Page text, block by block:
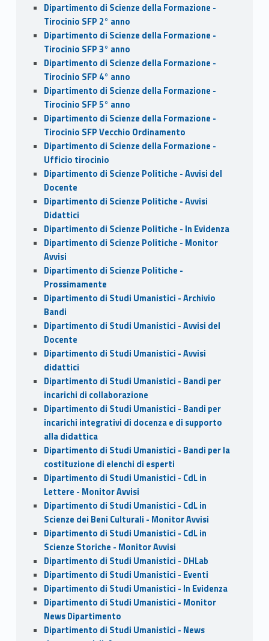
Dipartimento di Scienze della Formazione -
Tirocinio SFP 2° anno
Dipartimento di Scienze della Formazione -
Tirocinio SFP 3° anno
Dipartimento di Scienze della Formazione -
Tirocinio SFP 4° anno
Dipartimento di Scienze della Formazione -
Tirocinio SFP 5° anno
Dipartimento di Scienze della Formazione -
Tirocinio SFP Vecchio Ordinamento
Dipartimento di Scienze della Formazione -
Ufficio tirocinio
Dipartimento di Scienze Politiche - Avvisi del
Docente
Dipartimento di Scienze Politiche - Avvisi
Didattici
Dipartimento di Scienze Politiche - In Evidenza
Dipartimento di Scienze Politiche - Monitor
Avvisi
Dipartimento di Scienze Politiche -
Prossimamente
Dipartimento di Studi Umanistici - Archivio
Bandi
Dipartimento di Studi Umanistici - Avvisi del
Docente
Dipartimento di Studi Umanistici - Avvisi
didattici
Dipartimento di Studi Umanistici - Bandi per
incarichi di collaborazione
Dipartimento di Studi Umanistici - Bandi per
incarichi integrativi di docenza e di supporto
alla didattica
Dipartimento di Studi Umanistici - Bandi per la
costituzione di elenchi di esperti
Dipartimento di Studi Umanistici - CdL in
Lettere - Monitor Avvisi
Dipartimento di Studi Umanistici - CdL in
Scienze dei Beni Culturali - Monitor Avvisi
Dipartimento di Studi Umanistici - CdL in
Scienze Storiche - Monitor Avvisi
Dipartimento di Studi Umanistici - DHLab
Dipartimento di Studi Umanistici - Eventi
Dipartimento di Studi Umanistici - In Evidenza
Dipartimento di Studi Umanistici - Monitor
News Dipartimento
Dipartimento di Studi Umanistici - News